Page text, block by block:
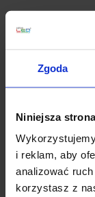
Zgoda
Niniejsza
i reklam, aby
analizować
korzystasz z
Szczegóły